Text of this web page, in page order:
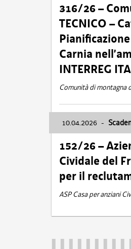
316/26 –
TECNICO –
Carnia
INTERREG
Comunità di montagna
10.04.2026 -
152/26 –
Cividale del
per il
ASP Casa per anziani